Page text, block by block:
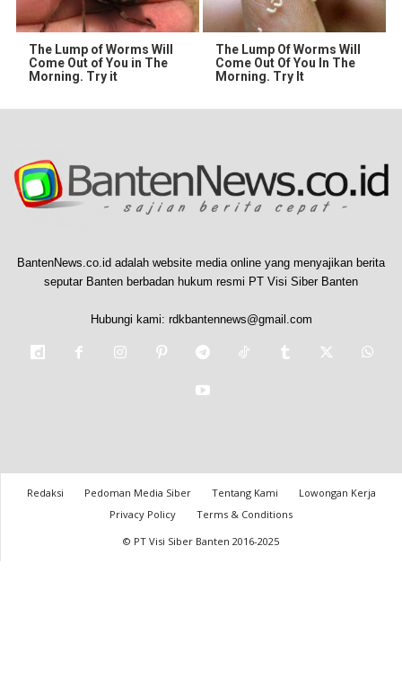
The Lump of Worms Will
Come Out of You in The
Morning. Try it
The Lump Of Worms Will
Come Out Of You In The
Morning. Try It
BantenNews.co.id adalah website media online yang menyajikan berita
seputar Banten berbadan hukum resmi PT Visi Siber Banten
Hubungi kami: rdkbantennews@gmail.com
Redaksi Pedoman Media Siber Tentang Kami
Lowongan Kerja
Privacy Policy
Terms & Conditions
© PT Visi Siber Banten 2016-2025